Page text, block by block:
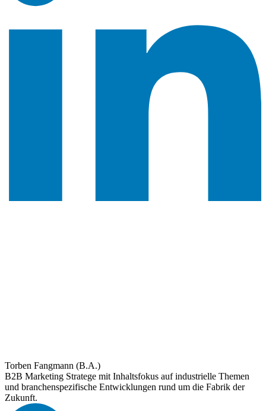
Torben Fangmann (B.A.)
B2B Marketing Stratege mit Inhaltsfokus auf industrielle Themen
und branchenspezifische Entwicklungen rund um die Fabrik der
Zukunft.